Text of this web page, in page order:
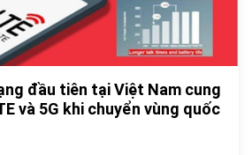
đầu tiên tại Việt Nam cung
và 5G khi chuyển vùng quốc